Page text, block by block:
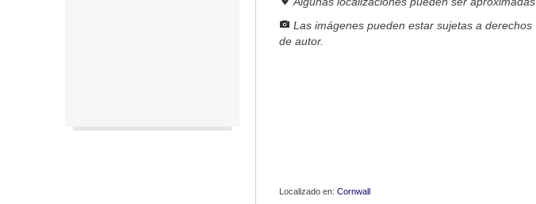
Las imágenes pueden estar sujetas a derechos
de autor.
Localizado en: Cornwall